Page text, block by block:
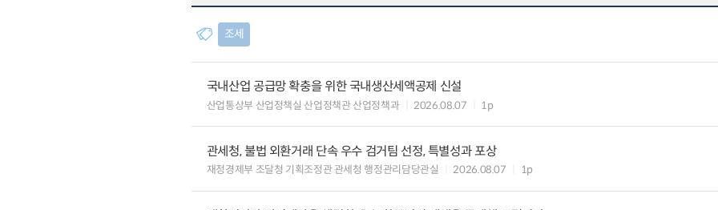
조세
국내산업 공급망 확충을 위한 국내생산세액공제 신설
산업통상부 산업정책실 산업정책관 산업정책과 2026.08.07 1p
관세청, 불법 외환거래 단속 우수 검거팀 선정, 특별성과 포상
재정경제부 조달청 기획조정관 관세청 행정관리담당관실 2026.08.07 1p